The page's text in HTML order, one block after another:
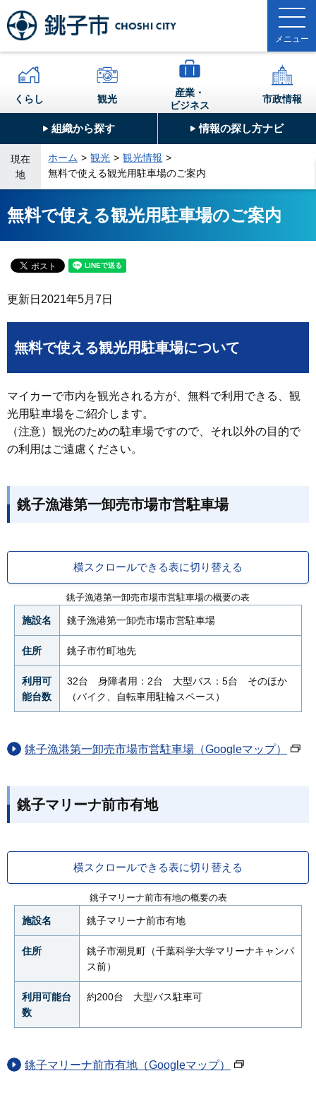
組織から探す 情報の探し方ナビ
くらし 観光
産業・
ビジネス
市政情報
現在
地
ホーム 観光
観光情報
無料で使える観光用駐車場のご案内
無料で使える観光用駐車場のご案内
更新日 2021年5月7日
無料で使える観光用駐車場について
マイカーで市内を観光される方が、無料で利用できる、観
光用駐車場をご紹介します。
（注意）観光のための駐車場ですので、それ以外の目的で
の利用はご遠慮ください。
銚子漁港第一卸売市場市営駐車場
横スクロールできる表に切り替える
銚子漁港第一卸売市場市営駐車場の概要の表
施設名 銚子漁港第一卸売市場市営駐車場
住所 銚子市竹町地先
利用可
能台数
32台 身障者用：2台 大型バス：5台 そのほか
（バイク、自転車用駐輪スペース）
銚子漁港第一卸売市場市営駐車場（Googleマップ）
銚子マリーナ前市有地
横スクロールできる表に切り替える
銚子マリーナ前市有地の概要の表
施設名 銚子マリーナ前市有地
住所
銚子市潮見町（千葉科学大学マリーナキャンパ
ス前）
利用可能台
数
約200台 大型バス駐車可
銚子マリーナ前市有地（Googleマップ）